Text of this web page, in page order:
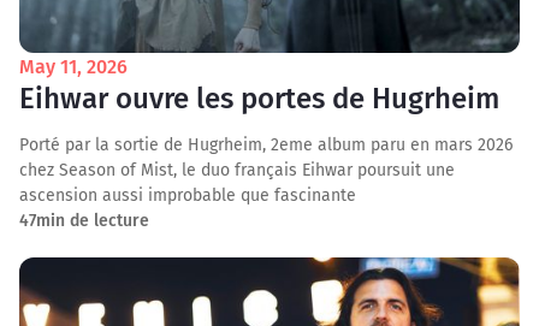
May 11, 2026
Eihwar ouvre les portes de Hugrheim
Porté par la sortie de Hugrheim, 2eme album paru en mars 2026
chez Season of Mist, le duo français Eihwar poursuit une
ascension aussi improbable que fascinante
47min de lecture